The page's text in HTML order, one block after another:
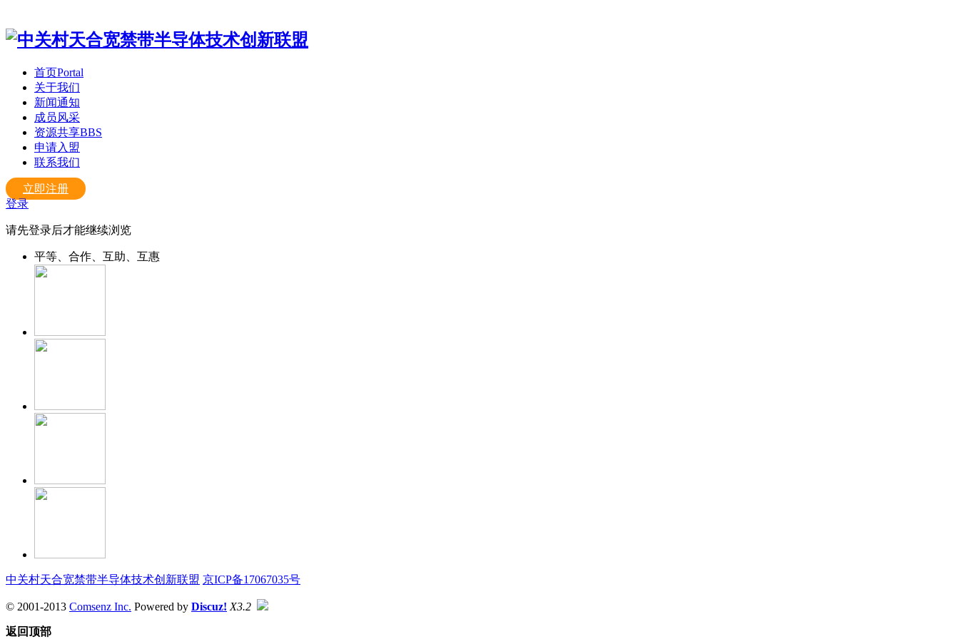
首页Portal
关于我们
新闻通知
成员风采
资源共享BBS
申请入盟
联系我们
立即注册
登录
请先登录后才能继续浏览
平等、合作、互助、互惠
中关村天合宽禁带半导体技术创新联盟 京ICP备17067035号
© 2001-2013 Comsenz Inc. Powered by Discuz! X3.2
返回顶部